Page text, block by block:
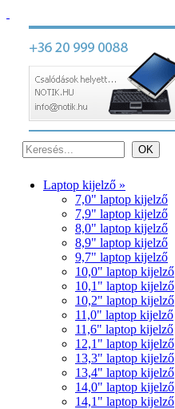
Laptop kijelző »
7,0" laptop kijelző
7,9" laptop kijelző
8,0" laptop kijelző
8,9" laptop kijelző
9,7" laptop kijelző
10,0" laptop kijelző
10,1" laptop kijelző
10,2" laptop kijelző
11,0" laptop kijelző
11,6" laptop kijelző
12,1" laptop kijelző
13,3" laptop kijelző
13,4" laptop kijelző
14,0" laptop kijelző
14,1" laptop kijelző